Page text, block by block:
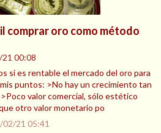
comprar oro como método
00:08
si es rentable el mercado del oro para
puntos: >No hay un crecimiento tan
valor comercial, sólo estético
otro valor monetario po
02/21 05:41